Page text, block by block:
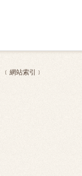
﹝網站索引﹞